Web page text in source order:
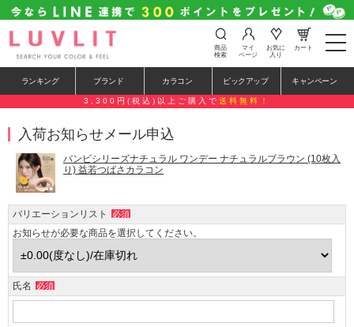
t
o
e
n
g
o
商品
検索
マイ
ページ
お気に
入り
カート
ランキング ブランド カラコン ピックアップ キャンペーン
3,300円(税込)以上ご購入で 送料無料！
入荷お知らせメール申込
バンビシリーズナチュラル ワンデー ナチュラルブラウン (10枚入
り) 益若つばさカラコン
バリエーションリスト 必須
お知らせが必要な商品を選択してください。
氏名 必須